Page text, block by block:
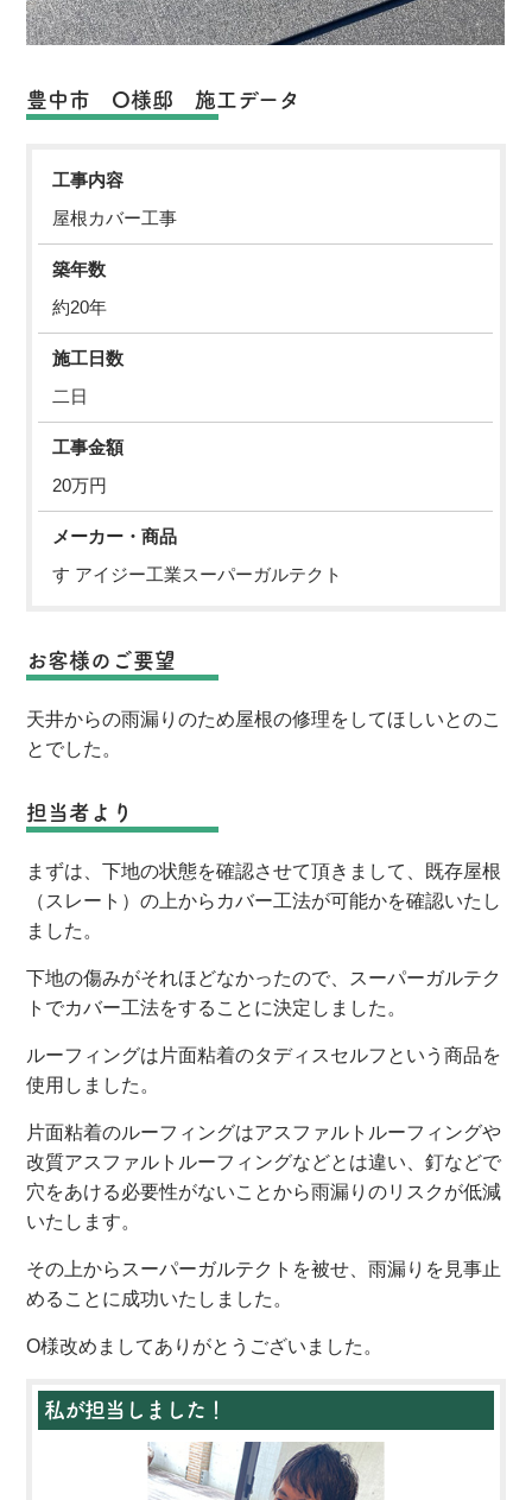
豊中市 O様邸 施工データ
工事内容
屋根カバー工事
築年数
約20年
施工日数
二日
工事金額
20万円
メーカー・商品
す アイジー工業スーパーガルテクト
お客様のご要望
天井からの雨漏りのため屋根の修理をしてほしいとのこ
とでした。
担当者より
まずは、下地の状態を確認させて頂きまして、既存屋根
（スレート）の上からカバー工法が可能かを確認いたし
ました。
下地の傷みがそれほどなかったので、スーパーガルテク
トでカバー工法をすることに決定しました。
ルーフィングは片面粘着のタディスセルフという商品を
使用しました。
片面粘着のルーフィングはアスファルトルーフィングや
改質アスファルトルーフィングなどとは違い、釘などで
穴をあける必要性がないことから雨漏りのリスクが低減
いたします。
その上からスーパーガルテクトを被せ、雨漏りを見事止
めることに成功いたしました。
O様改めましてありがとうございました。
私が担当しました！